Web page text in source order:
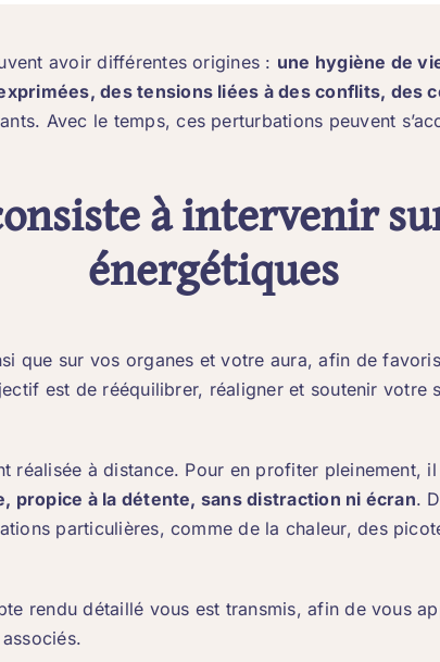
avoir différentes origines : une hygiène de
des tensions liées à des conflits, des
Avec le temps, ces perturbations peuvent
à intervenir
énergétiques
que sur vos organes et votre aura, afin de
est de rééquilibrer, réaligner et soutenir votre
réalisée à distance. Pour en profiter pleinement,
propice à la détente, sans distraction ni écran.
particulières, comme de la chaleur, des
rendu détaillé vous est transmis, afin de vous